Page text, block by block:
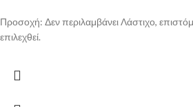
Προσοχή: Δεν περιλαμβάνει Λάστιχο,
επιλεχθεί.